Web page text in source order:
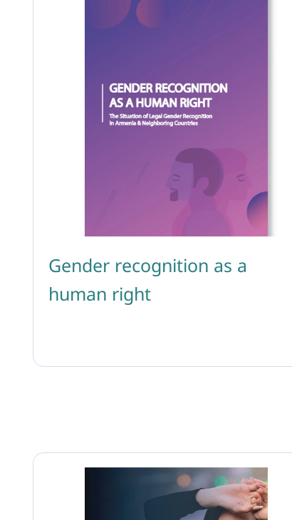
Gender recognition as a
human right